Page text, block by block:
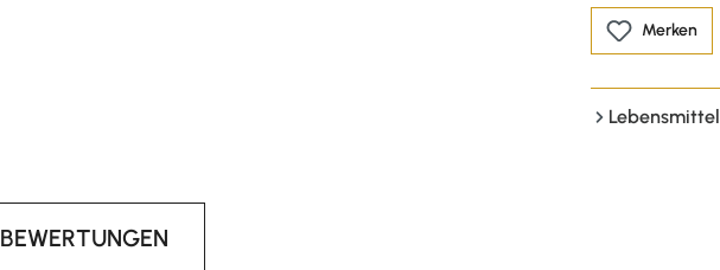
Merken
BEWERTUNGEN